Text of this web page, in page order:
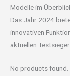
Modelle im
Das Jahr 2024
innovativen
aktuellen
No products found.